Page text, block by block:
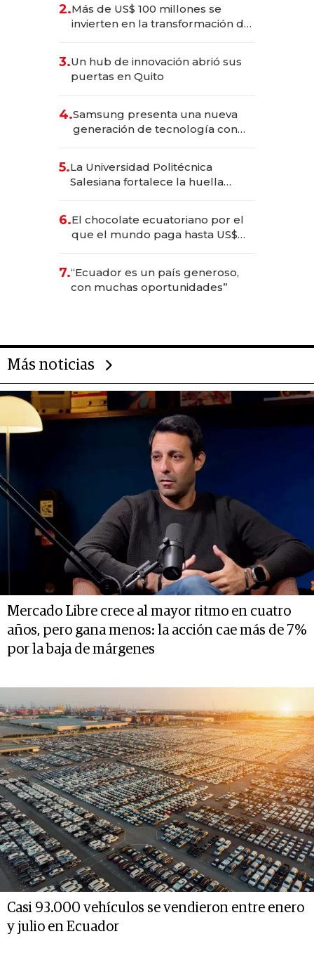
2.Más de US$ 100 millones se
invierten en la transformación de
3.Un hub de innovación abrió sus
puertas en Quito
4.Samsung presenta una nueva
generación de tecnología con
5.La Universidad Politécnica
Salesiana fortalece la huella
6.El chocolate ecuatoriano por el
que el mundo paga hasta US$
7.“Ecuador es un país generoso,
con muchas oportunidades”
Más noticias
Mercado Libre crece al mayor ritmo en cuatro
años, pero gana menos: la acción cae más de 7%
por la baja de márgenes
Casi 93.000 vehículos se vendieron entre enero
y julio en Ecuador